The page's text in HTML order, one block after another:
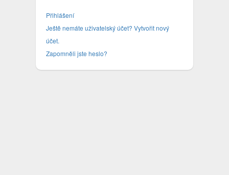
Přihlášení
Ještě nemáte uživatelský účet? Vytvořit nový
účet.
Zapomněli jste heslo?